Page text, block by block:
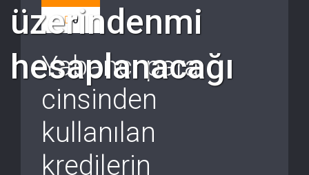
üzerindenmi
hesaplanacağı
0
Yabancı para
cinsinden
kullanılan
kredilerin